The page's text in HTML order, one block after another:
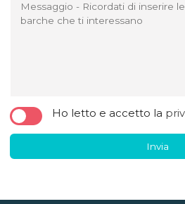
Messaggio - Ricordati di inserire
barche che ti interessano
Ho letto e accetto la
Invia